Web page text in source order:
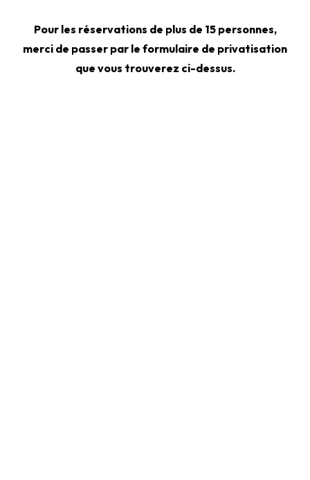
Pour les réservations de plus de 15 personnes,
merci de passer par le formulaire de privatisation
que vous trouverez ci-dessus.